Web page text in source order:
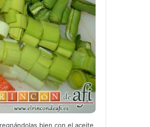
bien con el aceite